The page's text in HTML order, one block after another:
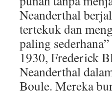
Neanderthal
tertekuk dan
paling
1930, Frederick
Neanderthal
Boule. Mereka